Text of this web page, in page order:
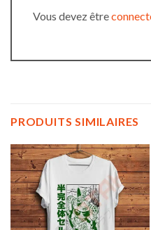
Vous devez être
PRODUITS SIMILAIRES